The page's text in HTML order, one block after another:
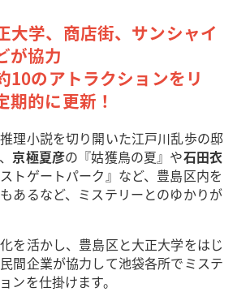
大学、商店街、サンシャイ
が協力
10のアトラクションをリ
期的に更新！
理小説を切り開いた江戸川乱歩の邸
京極夏彦の『姑獲鳥の夏』や石田衣
トゲートパーク』など、豊島区内を
あるなど、ミステリーとのゆかりが
を活かし、豊島区と大正大学をはじ
間企業が協力して池袋各所でミステ
ンを仕掛けます。